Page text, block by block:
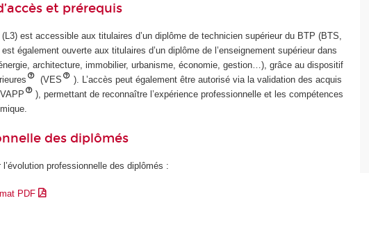
et prérequis
(L3) est accessible aux titulaires d’un diplôme de technicien supérieur du BTP (BTS,
également ouverte aux titulaires d’un diplôme de l’enseignement supérieur dans
architecture, immobilier, urbanisme, économie, gestion…), grâce au dispositif
(VES
). L’accès peut également être autorisé via la validation des acquis
), permettant de reconnaître l’expérience professionnelle et les compétences
des diplômés
professionnelle des diplômés :
PDF